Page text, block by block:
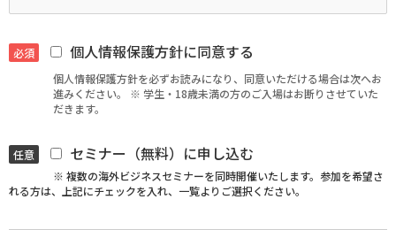
必須 個人情報保護方針に同意する
個人情報保護方針を必ずお読みになり、同意いただける場合は次へお
進みください。 ※ 学生・18歳未満の方のご入場はお断りさせていた
だきます。
任意 セミナー（無料）に申し込む
※ 複数の海外ビジネスセミナーを同時開催いたします。参加を希望さ
れる方は、上記にチェックを入れ、一覧よりご選択ください。